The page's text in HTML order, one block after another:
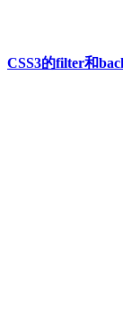
CSS3的filter和